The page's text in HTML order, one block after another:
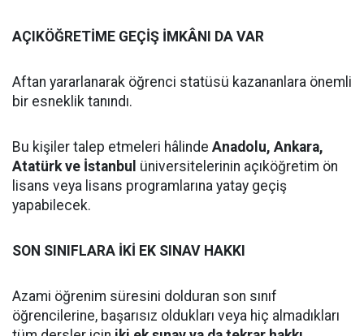
AÇIKÖĞRETİME GEÇİŞ İMKÂNI DA VAR
Aftan yararlanarak öğrenci statüsü kazananlara önemli
bir esneklik tanındı.
Bu kişiler talep etmeleri hâlinde Anadolu, Ankara,
Atatürk ve İstanbul üniversitelerinin açıköğretim ön
lisans veya lisans programlarına yatay geçiş
yapabilecek.
SON SINIFLARA İKİ EK SINAV HAKKI
Azami öğrenim süresini dolduran son sınıf
öğrencilerine, başarısız oldukları veya hiç almadıkları